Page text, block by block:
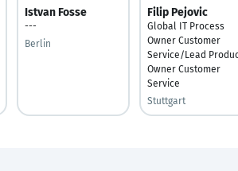
Istvan Fosse
---
Berlin
Filip Pejovic
Global IT Process
Owner Customer
Service/Lead
Owner Customer
Service
Stuttgart